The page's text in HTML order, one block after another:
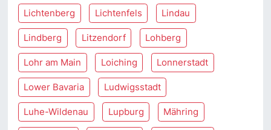
Lichtenberg Lichtenfels Lindau
Lindberg Litzendorf Lohberg
Lohr am Main Loiching Lonnerstadt
Lower Bavaria Ludwigsstadt
Luhe-Wildenau Lupburg Mähring